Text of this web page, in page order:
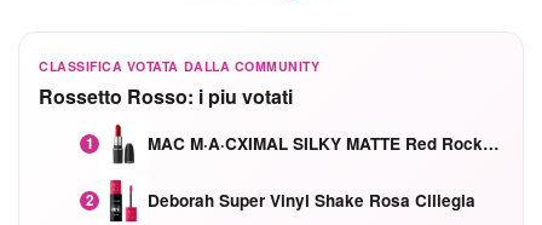
CLASSIFICA VOTATA DALLA COMMUNITY
Rossetto Rosso: i piu votati
1 MAC M·A·CXIMAL SILKY MATTE Red Rock mat
2 Deborah Super Vinyl Shake Rosa Ciliegia